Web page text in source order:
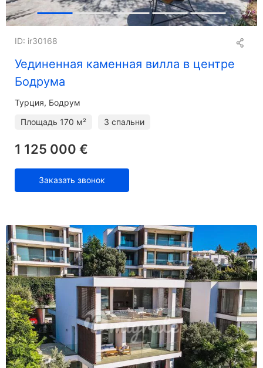
+7
Уединенная каменная вилла в центре
Бодрума
ID: ir30168
Турция, Бодрум
Площадь 170 м² 3 спальни
1 125 000 €
Заказать звонок